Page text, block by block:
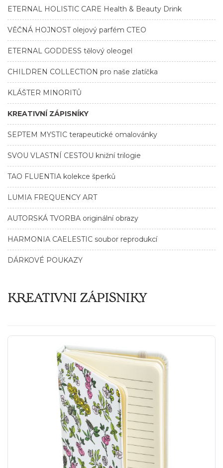
ETERNAL HOLISTIC CARE Health & Beauty Drink
VĚČNÁ HOJNOST olejový parfém CTEO
ETERNAL GODDESS tělový oleogel
CHILDREN COLLECTION pro naše zlatíčka
KLÁŠTER MINORITŮ
KREATIVNÍ ZÁPISNÍKY
SEPTEM MYSTIC terapeutické omalovánky
SVOU VLASTNÍ CESTOU knižní trilogie
TAO FLUENTIA kolekce šperků
LUMIA FREQUENCY ART
AUTORSKÁ TVORBA originální obrazy
HARMONIA CAELESTIC soubor reprodukcí
DÁRKOVÉ POUKAZY
KREATIVNÍ ZÁPISNÍKY